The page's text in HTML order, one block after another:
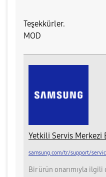
Teşekkürler.
MOD
Yetkili Servis Merkezi
samsung.com/tr/support/
Bir ürün onarımıyla ilgili